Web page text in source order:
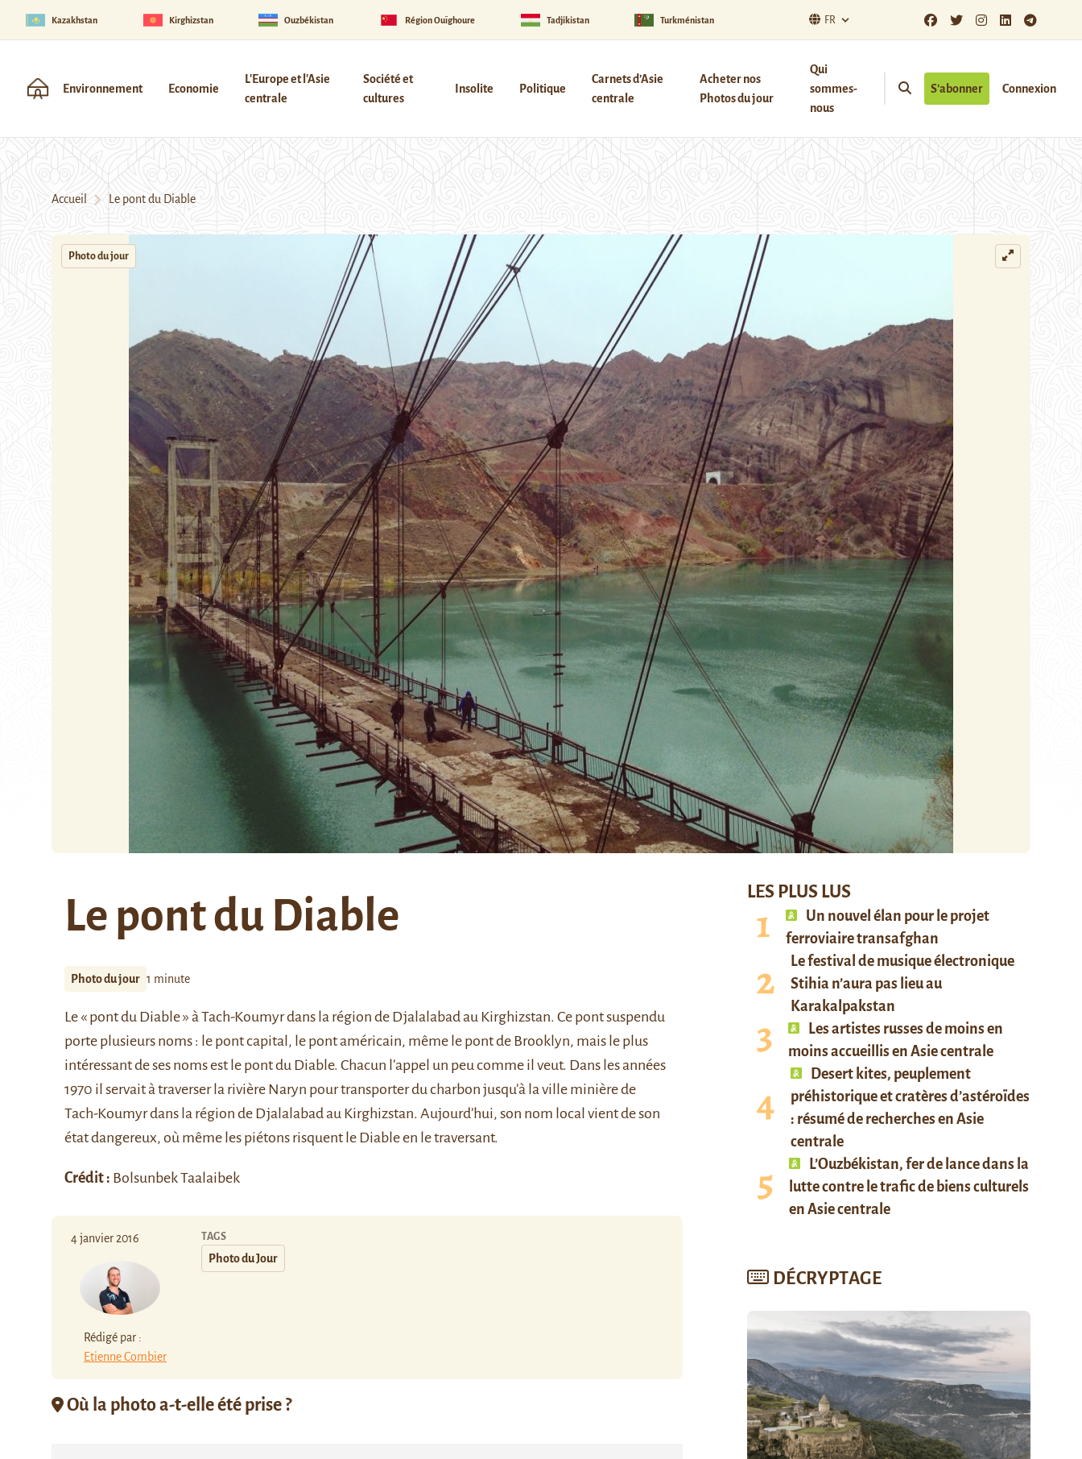
Kazakhstan Kirghizstan Ouzbékistan Région Ouïghoure Tadjikistan Turkménistan FR
Environnement Economie
L'Europe et l'Asie
centrale
Société et
cultures
Insolite Politique
Carnets d’Asie
centrale
Acheter nos
Photos du jour
Qui
sommes-
nous
S’abonner Connexion
Accueil Le pont du Diable
Photo du jour
Le pont du Diable
Photo du jour 1 minute
Le « pont du Diable » à Tach-Koumyr dans la région de Djalalabad au Kirghizstan. Ce pont suspendu
porte plusieurs noms : le pont capital, le pont américain, même le pont de Brooklyn, mais le plus
intéressant de ses noms est le pont du Diable. Chacun l’appel un peu comme il veut. Dans les années
1970 il servait à traverser la rivière Naryn pour transporter du charbon jusqu’à la ville minière de
Tach-Koumyr dans la région de Djalalabad au Kirghizstan. Aujourd’hui, son nom local vient de son
état dangereux, où même les piétons risquent le Diable en le traversant.
Crédit : Bolsunbek Taalaibek
4 janvier 2016
Rédigé par :
Etienne Combier
TAGS
Photo du Jour
Où la photo a-t-elle été prise ?
LES PLUS LUS
Un nouvel élan pour le projet
ferroviaire transafghan
Le festival de musique électronique
Stihia n’aura pas lieu au
Karakalpakstan
Les artistes russes de moins en
moins accueillis en Asie centrale
Desert kites, peuplement
préhistorique et cratères d’astéroïdes
: résumé de recherches en Asie
centrale
L’Ouzbékistan, fer de lance dans la
lutte contre le trafic de biens culturels
en Asie centrale
DÉCRYPTAGE